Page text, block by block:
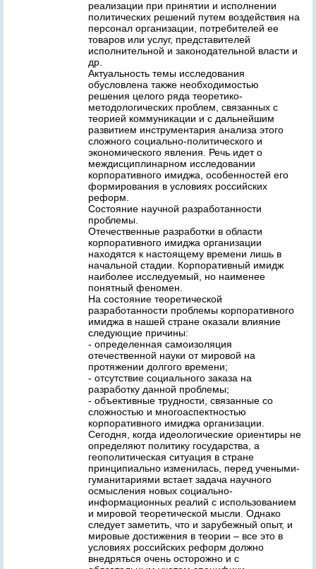
реализации при принятии и исполнении
политических решений путем воздействия на
персонал организации, потребителей ее
товаров или услуг, представителей
исполнительной и законодательной власти и
др.
Актуальность темы исследования
обусловлена также необходимостью
решения целого ряда теоретико-
методологических проблем, связанных с
теорией коммуникации и с дальнейшим
развитием инструментария анализа этого
сложного социально-политического и
экономического явления. Речь идет о
междисциплинарном исследовании
корпоративного имиджа, особенностей его
формирования в условиях российских
реформ.
Состояние научной разработанности
проблемы.
Отечественные разработки в области
корпоративного имиджа организации
находятся к настоящему времени лишь в
начальной стадии. Корпоративный имидж
наиболее исследуемый, но наименее
понятный феномен.
На состояние теоретической
разработанности проблемы корпоративного
имиджа в нашей стране оказали влияние
следующие причины:
- определенная самоизоляция
отечественной науки от мировой на
протяжении долгого времени;
- отсутствие социального заказа на
разработку данной проблемы;
- объективные трудности, связанные со
сложностью и многоаспектностью
корпоративного имиджа организации.
Сегодня, когда идеологические ориентиры не
определяют политику государства, а
геополитическая ситуация в стране
принципиально изменилась, перед учеными-
гуманитариями встает задача научного
осмысления новых социально-
информационных реалий с использованием
и мировой теоретической мысли. Однако
следует заметить, что и зарубежный опыт, и
мировые достижения в теории – все это в
условиях российских реформ должно
внедряться очень осторожно и с